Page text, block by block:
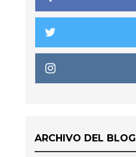
ARCHIVO DEL BLOG